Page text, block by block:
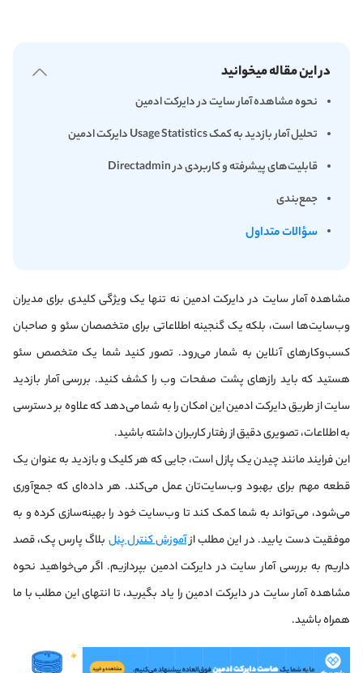
در این مقاله میخوانید
نحوه مشاهده آمار سایت در دایرکت ادمین
تحلیل آمار بازدید به کمک Usage Statistics دایرکت ادمین
قابلیت‌های پیشرفته و کاربردی در Directadmin
جمع‌بندی
سؤالات متداول
مشاهده آمار سایت در دایرکت ادمین نه تنها یک ویژگی کلیدی برای مدیران
وب‌سایت‌ها است، بلکه یک گنجینه اطلاعاتی برای متخصصان سئو و صاحبان
کسب‌وکارهای آنلاین به شمار می‌رود. تصور کنید شما یک متخصص سئو
هستید که باید رازهای پشت صفحات وب را کشف کنید. بررسی آمار بازدید
سایت از طریق دایرکت ادمین این امکان را به شما می‌دهد که علاوه بر دسترسی
به اطلاعات، تصویری دقیق از رفتار کاربران داشته باشید.
این فرایند مانند چیدن یک پازل است، جایی که هر کلیک و بازدید به عنوان یک
قطعه مهم برای بهبود وب‌سایت‌تان عمل می‌کند. هر داده‌ای که جمع‌آوری
می‌شود، می‌تواند به شما کمک کند تا وب‌سایت خود را بهینه‌سازی کرده و به
موفقیت دست یابید. در این مطلب ازآموزش کنترل پنل بلاگ پارس پک، قصد
داریم به بررسی آمار سایت در دایرکت ادمین بپردازیم. اگر می‌خواهید نحوه
مشاهده آمار سایت در دایرکت ادمین را یاد بگیرید، تا انتهای این مطلب با ما
همراه باشید.